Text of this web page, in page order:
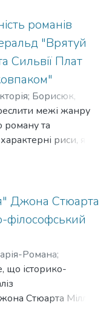
знання є
чи відповідні
репрезентують,
світ. Ця ідея,
філософів, від
В.В.О. Квайна до Р.
розглядаю основні
філософії, які так
ідею, що істина
у
оточуючого
Я розглядаю
запропонованої
яку Девідсон
значенню та за
позбутися ідеї,
від відношення
реченнями та
романів
"Врятуй
Сильвії Плат
; Борисюк,
межі жанру
роману та
риси, які
текстах.
Джона Стюарта
філософський
Романа;
що історико-
Стюарта Мілля
поширення,